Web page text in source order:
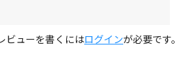
ビューを書くにはログインが必要です。